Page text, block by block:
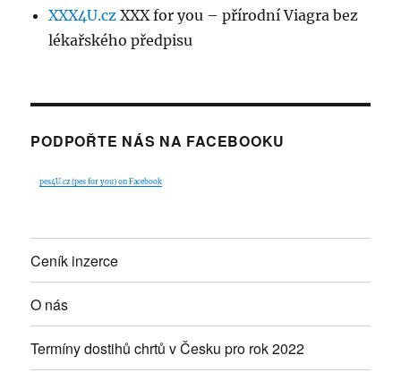
XXX4U.cz XXX for you – přírodní Viagra bez
lékařského předpisu
PODPOŘTE NÁS NA FACEBOOKU
pes4U.cz (pes for you) on Facebook
Ceník inzerce
O nás
Termíny dostihů chrtů v Česku pro rok 2022